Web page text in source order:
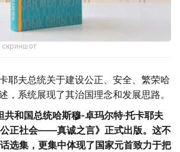
耶夫总统关于建设公正、安全、繁荣哈
，系统展现了其治国理念和发展思路。
共和国总统哈斯穆-卓玛尔特·托卡耶夫
正社会——真诚之言》正式出版。这不
选集，更集中体现了国家元首致力于把